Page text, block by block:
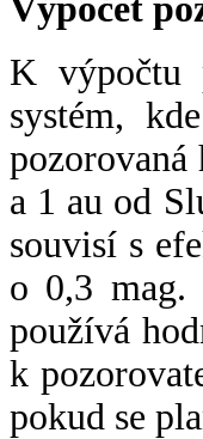
Výpočet
K výpočtu
systém, kde
pozorovaná
a 1 au od
souvisí s
o 0,3 mag.
používá
k
pokud se